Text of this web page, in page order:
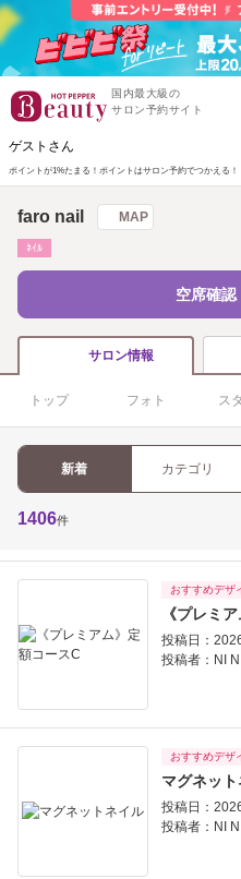
国内最大級の
サロン予約サイト
ゲストさん
ポイントが1%たまる！ ポイントはサロン予約でつかえる！
faro nail MAP
ﾈｲﾙ
空席確認
サロン情報
トップ フォト ス
新着 カテゴリ
1406件
おすすめデザ
《プレミ
投稿日：
投稿者： NI NI
おすすめデザ
マグネッ
投稿日：
投稿者： NI NI